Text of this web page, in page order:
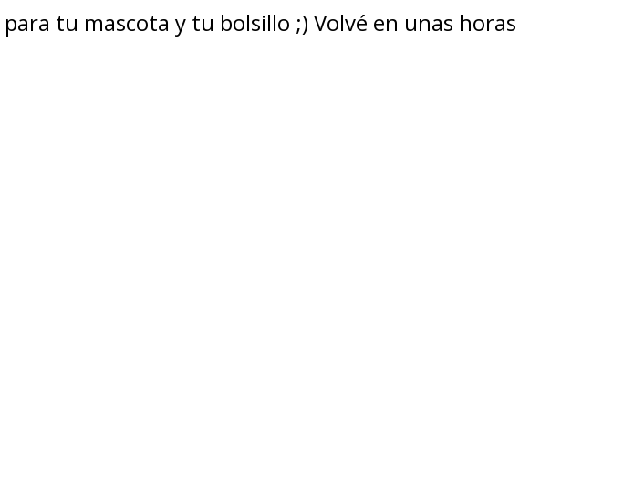
tu mascota y tu bolsillo ;) Volvé en unas horas